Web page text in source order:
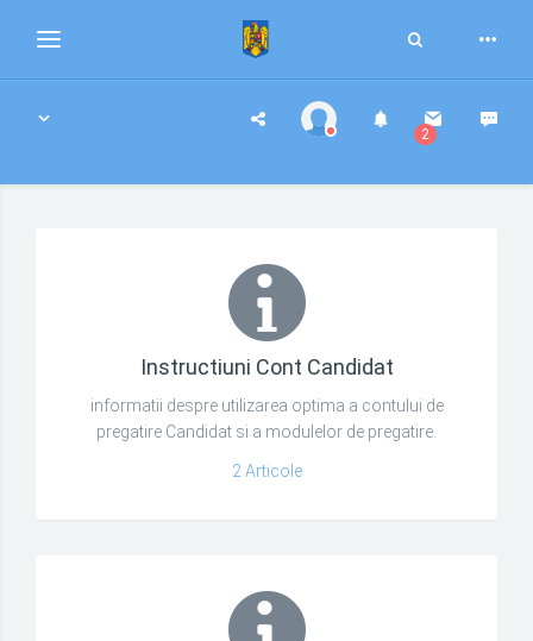
Toggle
navigation
Toggle
2
Instructiuni Utilizare
Instructiuni Cont Candidat
informatii despre utilizarea optima a contului de
pregatire Candidat si a modulelor de pregatire.
2 Articole